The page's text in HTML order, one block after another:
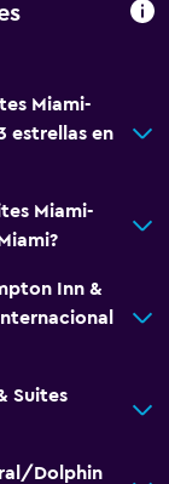
Miami-
estrellas en
Miami-
Inn &
Suites
Dolphin